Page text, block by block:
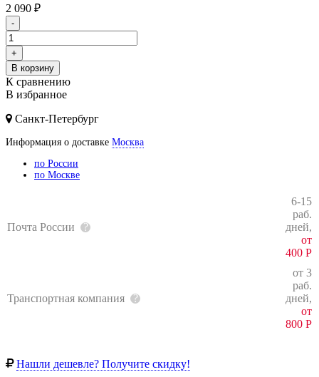
2 090 ₽
-
+
В корзину
К сравнению
В избранное
Санкт-Петербург
Информация о доставке Москва
по России
по Москве
Почта России
6-15
раб.
дней,
от
400 Р
Транспортная компания
от 3
раб.
дней,
от
800 Р
Нашли дешевле? Получите скидку!